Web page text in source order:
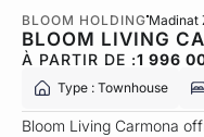
BLOOM HOLDING Madinat
BLOOM LIVING
À PARTIR DE :1 996
Type : Townhouse
Bloom Living Carmona